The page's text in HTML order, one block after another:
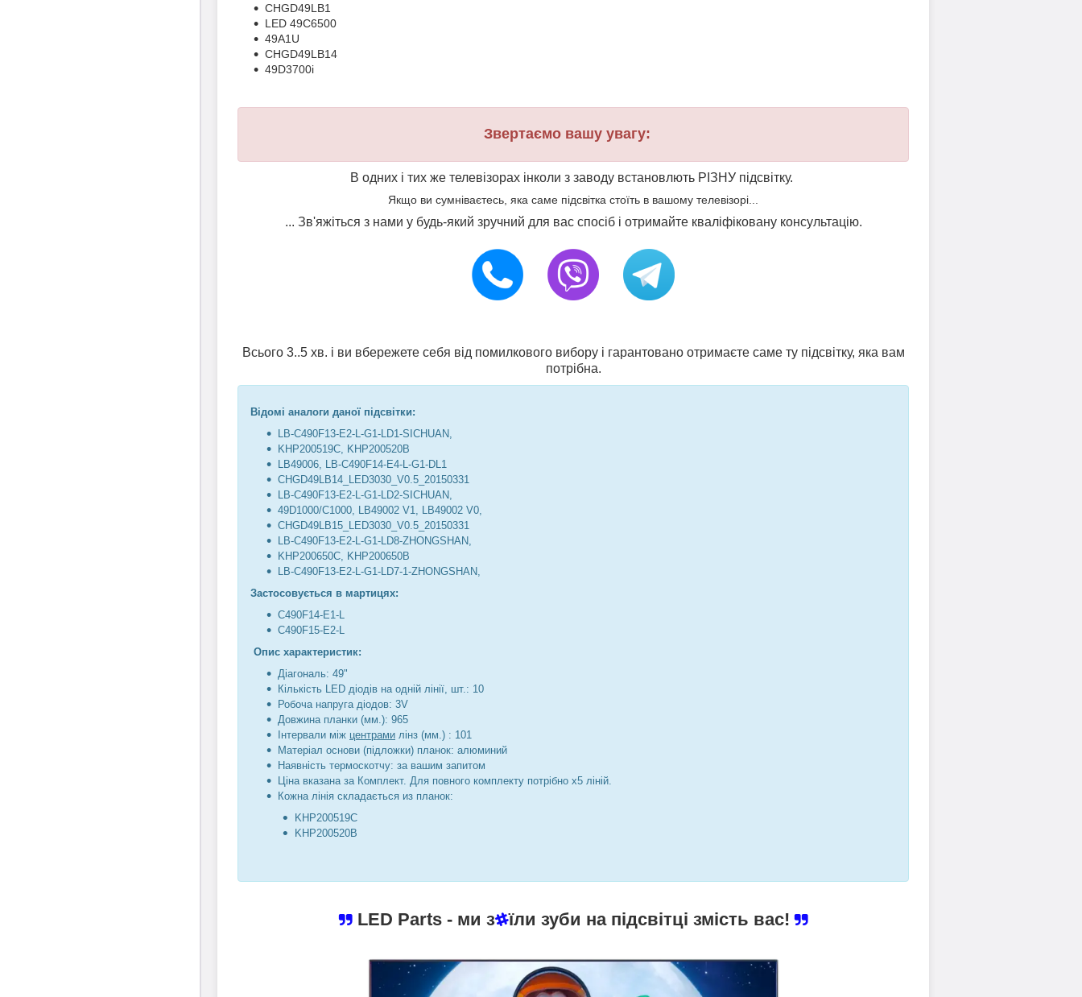
CHGD49LB1
LED 49C6500
49A1U
CHGD49LB14
49D3700i
Звертаємо вашу увагу:
В одних і тих же телевізорах інколи з заводу встановлють РІЗНУ підсвітку.
Якщо ви сумніваєтесь, яка саме підсвітка стоїть в вашому телевізорі...
... Зв'яжіться з нами у будь-який зручний для вас спосіб і отримайте кваліфіковану консультацію.
Всього 3..5 хв. і ви вбережете себя від помилкового вибору і гарантовано отримаєте саме ту підсвітку, яка вам
потрібна.
Відомі аналоги даної підсвітки:
LB-C490F13-E2-L-G1-LD1-SICHUAN,
KHP200519C, KHP200520B
LB49006, LB-C490F14-E4-L-G1-DL1
CHGD49LB14_LED3030_V0.5_20150331
LB-C490F13-E2-L-G1-LD2-SICHUAN,
49D1000/C1000, LB49002 V1, LB49002 V0,
CHGD49LB15_LED3030_V0.5_20150331
LB-C490F13-E2-L-G1-LD8-ZHONGSHAN,
KHP200650C, KHP200650B
LB-C490F13-E2-L-G1-LD7-1-ZHONGSHAN,
Застосовується в мартицях:
C490F14-E1-L
C490F15-E2-L
Опис характеристик:
Діагональ: 49"
Кількість LED діодів на одній лінії, шт.: 10
Робоча напруга діодов: 3V
Довжина планки (мм.): 965
Інтервали між центрами лінз (мм.) : 101
Матеріал основи (підложки) планок: алюминий
Наявність термоскотчу: за вашим запитом
Ціна вказана за Комплект. Для повного комплекту потрібно х5 ліній.
Кожна лінія складається из планок:
KHP200519C
KHP200520B
LED Parts - ми з їли зуби на підсвітці змість вас!